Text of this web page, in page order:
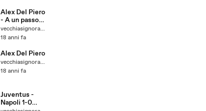
Alex Del Piero
- A un passo
dal mito 1
parte
vecchiasignoracom
18 anni fa
Alex Del Piero
vecchiasignoracom
18 anni fa
Juventus -
Napoli 1-0